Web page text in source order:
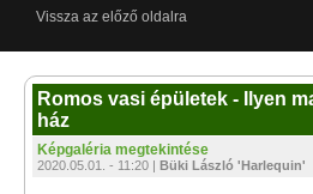
Vissza az előző oldalra
Romos vasi épületek - Ilyen
ház
Képgaléria megtekintése
2020.05.01. - 11:20 | Büki László 'Harlequin'